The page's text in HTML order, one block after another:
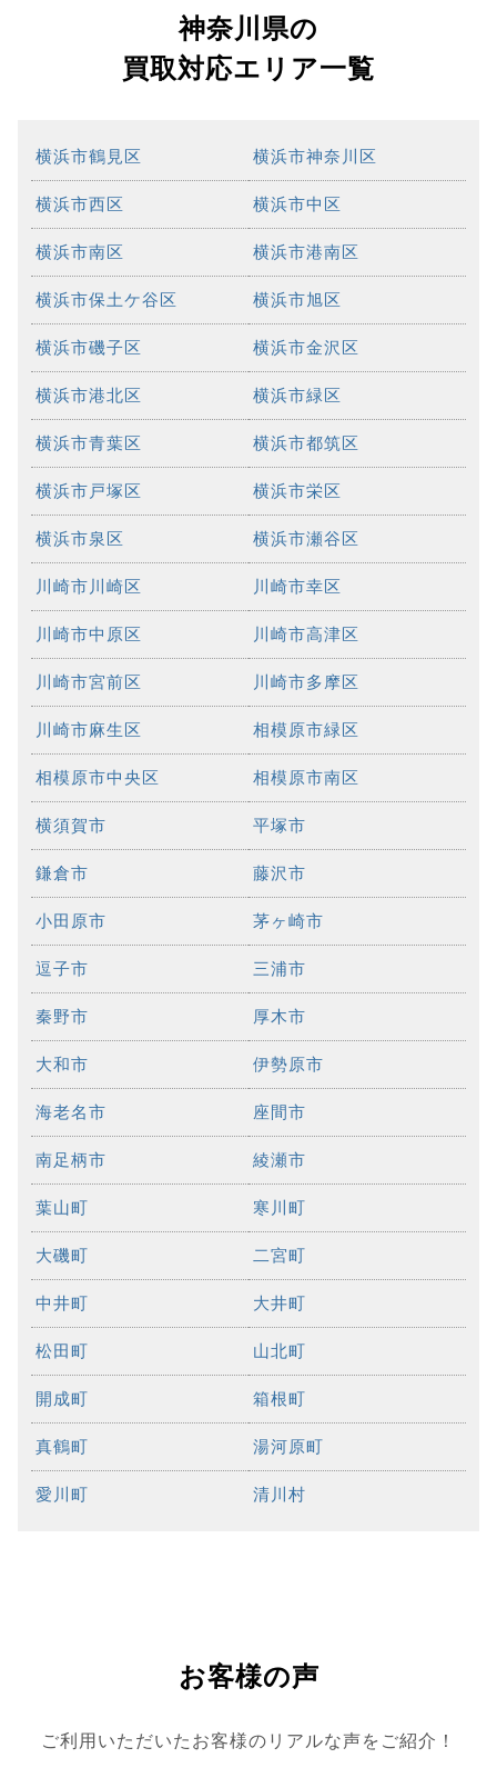
神奈川県の
買取対応エリア一覧
横浜市鶴見区 横浜市神奈川区
横浜市西区 横浜市中区
横浜市南区 横浜市港南区
横浜市保土ケ谷区 横浜市旭区
横浜市磯子区 横浜市金沢区
横浜市港北区 横浜市緑区
横浜市青葉区 横浜市都筑区
横浜市戸塚区 横浜市栄区
横浜市泉区 横浜市瀬谷区
川崎市川崎区 川崎市幸区
川崎市中原区 川崎市高津区
川崎市宮前区 川崎市多摩区
川崎市麻生区 相模原市緑区
相模原市中央区 相模原市南区
横須賀市 平塚市
鎌倉市 藤沢市
小田原市 茅ヶ崎市
逗子市 三浦市
秦野市 厚木市
大和市 伊勢原市
海老名市 座間市
南足柄市 綾瀬市
葉山町 寒川町
大磯町 二宮町
中井町 大井町
松田町 山北町
開成町 箱根町
真鶴町 湯河原町
愛川町 清川村
お客様の声
ご利用いただいたお客様のリアルな声をご紹介！